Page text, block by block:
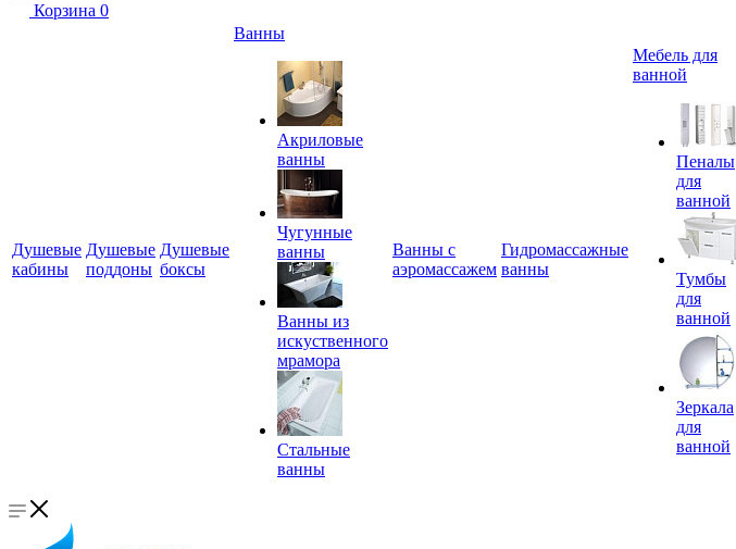
Корзина 0
Душевые
кабины
Душевые
поддоны
Душевые
боксы
Ванны
Акриловые
ванны
Чугунные
ванны
Ванны из
искуственного
мрамора
Стальные
ванны
Ванны с
аэромассажем
Гидромассажные
ванны
Мебель для
ванной
Пеналы
для
ванной
Тумбы
для
ванной
Зеркала
для
ванной